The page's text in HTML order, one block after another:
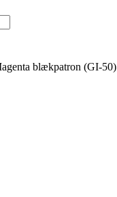
blækpatron (GI-50)